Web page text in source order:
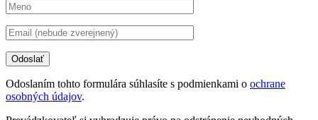
Odoslaním tohto formulára súhlasíte s podmienkami o ochrane
osobných údajov.